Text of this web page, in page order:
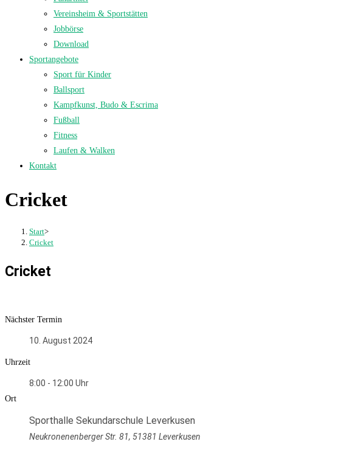
Vereinsheim & Sportstätten
Jobbörse
Download
Sportangebote
Sport für Kinder
Ballsport
Kampfkunst, Budo & Escrima
Fußball
Fitness
Laufen & Walken
Kontakt
Cricket
Start>
Cricket
Cricket
Nächster Termin
10. August 2024
Uhrzeit
8:00 - 12:00
Ort
Sporthalle Sekundarschule Leverkusen
Neukronenenberger Str. 81, 51381 Leverkusen